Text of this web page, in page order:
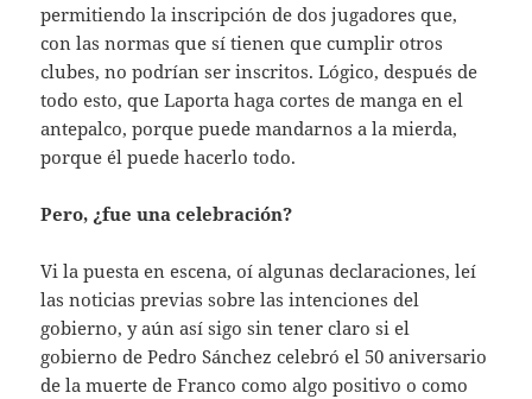
permitiendo la inscripción de dos jugadores que,
con las normas que sí tienen que cumplir otros
clubes, no podrían ser inscritos. Lógico, después de
todo esto, que Laporta haga cortes de manga en el
antepalco, porque puede mandarnos a la mierda,
porque él puede hacerlo todo.
Pero, ¿fue una celebración?
Vi la puesta en escena, oí algunas declaraciones, leí
las noticias previas sobre las intenciones del
gobierno, y aún así sigo sin tener claro si el
gobierno de Pedro Sánchez celebró el 50 aniversario
de la muerte de Franco como algo positivo o como